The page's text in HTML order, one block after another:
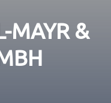
MAYR &